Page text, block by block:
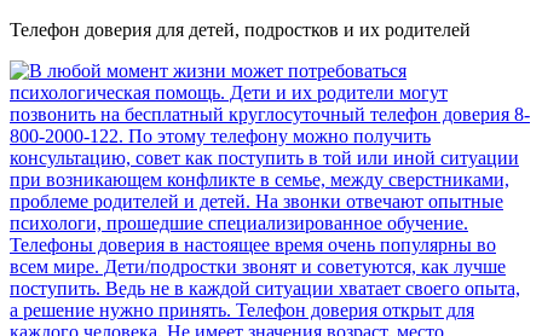
Телефон доверия для детей, подростков и их родителей